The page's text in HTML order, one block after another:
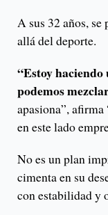
A sus 32 años,
allá del deporte.
“Estoy haciendo
podemos
apasiona”,
en este lado
No es un plan
cimenta en su
con estabilidad y